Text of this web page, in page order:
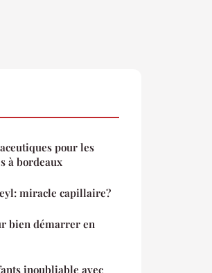
pour les
à bordeaux
miracle capillaire?
bien démarrer en
inoubliable avec